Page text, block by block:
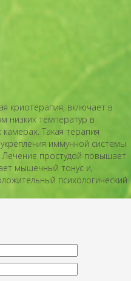
криотерапия, включает в
низких температур в
Такая терапия
иммунной системы
Лечение простудой повышает
мышечный тонус и,
психологический